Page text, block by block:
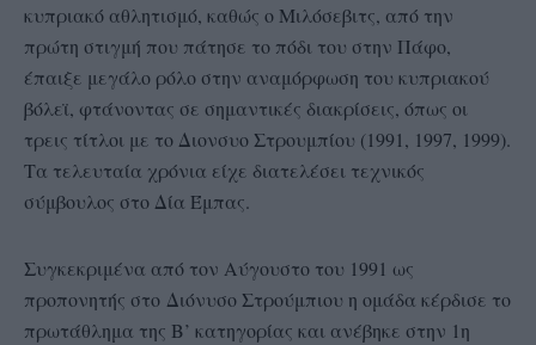
κυπριακό αθλητισμό, καθώς ο Μιλόσεβιτς, από την
πρώτη στιγμή που πάτησε το πόδι του στην Πάφο,
έπαιξε μεγάλο ρόλο στην αναμόρφωση του κυπριακού
βόλεϊ, φτάνοντας σε σημαντικές διακρίσεις, όπως οι
τρεις τίτλοι με το Διονσυο Στρουμπίου (1991, 1997, 1999).
Τα τελευταία χρόνια είχε διατελέσει τεχνικός
σύμβουλος στο Δία Έμπας.
Συγκεκριμένα από τον Αύγουστο του 1991 ως
προπονητής στο Διόνυσο Στρούμπιου η ομάδα κέρδισε το
πρωτάθλημα της Β’ κατηγορίας και ανέβηκε στην 1η